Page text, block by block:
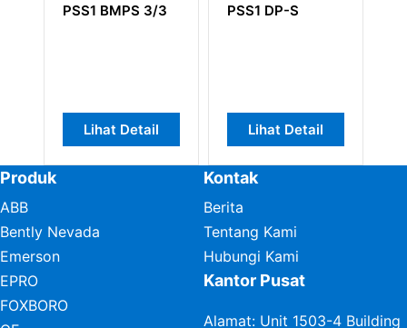
PSS1 BMPS 3/3
Lihat Detail
PSS1 DP-S
Lihat Detail
Produk
ABB
Bently Nevada
Emerson
EPRO
FOXBORO
Kontak
Berita
Tentang Kami
Hubungi Kami
Kantor Pusat
Alamat: Unit 1503-4 Building